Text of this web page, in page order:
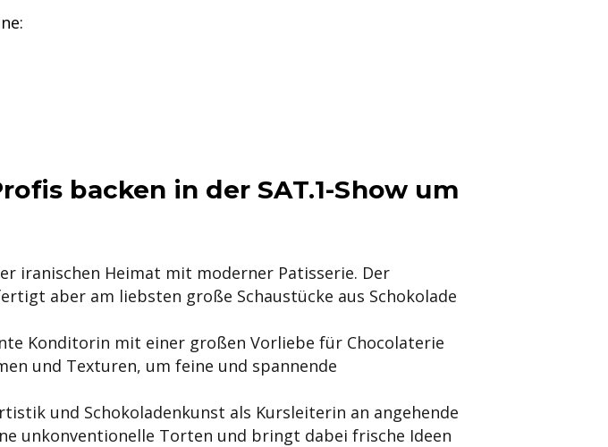
backen in der SAT.1-Show um
iranischen Heimat mit moderner Patisserie. Der
aber am liebsten große Schaustücke aus Schokolade
Konditorin mit einer großen Vorliebe für Chocolaterie
und Texturen, um feine und spannende
und Schokoladenkunst als Kursleiterin an angehende
unkonventionelle Torten und bringt dabei frische Ideen